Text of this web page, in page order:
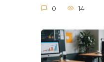
0 14